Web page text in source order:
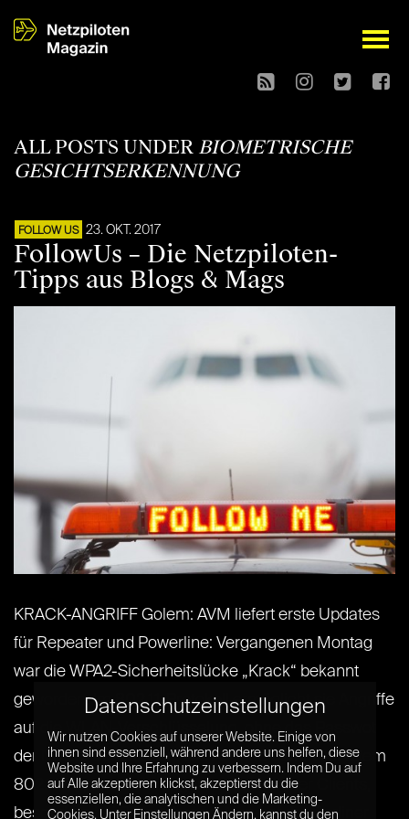
open
ALL POSTS UNDER BIOMETRISCHE
GESICHTSERKENNUNG
FOLLOW US 23. OKT. 2017
FollowUs – Die Netzpiloten-
Tipps aus Blogs & Mags
KRACK-ANGRIFF Golem: AVM liefert erste Updates
für Repeater und Powerline: Vergangenen Montag
war die WPA2-Sicherheitslücke „Krack“ bekannt
geworden. Im 802.11-Protokoll ermöglicht sie Angriffe
auf die WLAN-Verschlüsselung, ohne das Passwot
der Nutzer auszulesen. Die Angriffe betrifft vor allem
802.11-Implementierungen verschiedener Clients,
besonders bei Smartphones. Nun hat der Berliner
Datenschutzeinstellungen
Wir nutzen Cookies auf unserer Website. Einige von
ihnen sind essenziell, während andere uns helfen, diese
Website und Ihre Erfahrung zu verbessern. Indem Du auf
auf Alle akzeptieren klickst, akzeptierst du die
essenziellen, die analytischen und die Marketing-
Cookies. Unter Einstellungen Ändern, kannst du den